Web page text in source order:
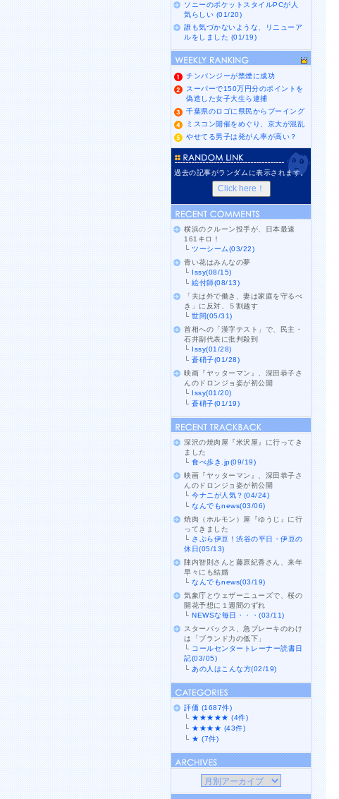
ソニーのポケットスタイルPCが人
気らしい (01/20)
誰も気づかないような、リニューア
ルをしました (01/19)
チンパンジーが禁煙に成功
スーパーで150万円分のポイントを
偽造した女子大生ら逮捕
千葉県のロゴに県民からブーイング
ミスコン開催をめぐり、京大が混乱
やせてる男子は発がん率が高い？
過去の記事がランダムに表示されます。
横浜のクルーン投手が、日本最速
161キロ！
└ツーシーム(03/22)
青い花はみんなの夢
└ Issy(08/15)
└絵付師(08/13)
「夫は外で働き、妻は家庭を守るべ
き」に反対、５割越す
└世間(05/31)
首相への「漢字テスト」で、民主・
石井副代表に批判殺到
└ Issy(01/28)
└蒼硝子(01/28)
映画『ヤッターマン』、深田恭子さ
んのドロンジョ姿が初公開
└ Issy(01/20)
└蒼硝子(01/19)
深沢の焼肉屋『米沢屋』に行ってき
ました
└食べ歩き.jp(09/19)
映画『ヤッターマン』、深田恭子さ
んのドロンジョ姿が初公開
└今ナニが人気？(04/24)
└なんでもnews(03/06)
焼肉（ホルモン）屋『ゆうじ』に行
ってきました
└ さぷら伊豆！渋谷の平日・伊豆の
休日(05/13)
陣内智則さんと藤原紀香さん、来年
早々にも結婚
└なんでもnews(03/19)
気象庁とウェザーニューズで、桜の
開花予想に１週間のずれ
└NEWSな毎日・・・(03/11)
スターバックス、急ブレーキのわけ
は「ブランド力の低下」
└ コールセンタートレーナー読書日
記(03/05)
└ あの人はこんな方(02/19)
評価 (1687件)
└ ★★★★★ (4件)
└ ★★★★ (43件)
└ ★ (7件)